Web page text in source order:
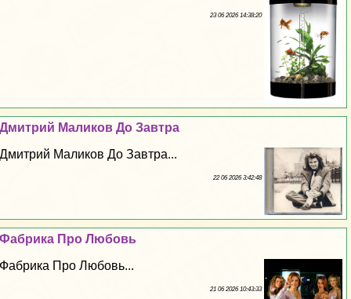
23 06 2026 14:38:20
Дмитрий Маликов До Завтра
Дмитрий Маликов До Завтра...
22 06 2026 3:42:48
Фабрика Про Любовь
Фабрика Про Любовь...
21 06 2026 10:43:33